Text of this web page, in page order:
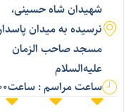
شهیدان شاه حسینی،
نرسیده به میدان پاسداران،
مسجد صاحب الزمان
علیه‌السلام
ساعت مراسم : ساعت16:00